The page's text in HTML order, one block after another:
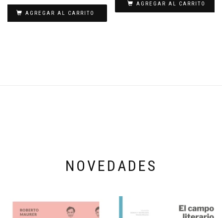
AGREGAR AL CARRITO
AGREGAR AL CARRITO
NOVEDADES